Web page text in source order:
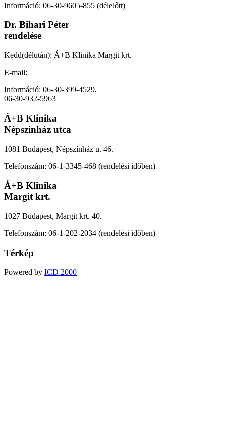
Információ: 06-30-9605-855 (délelőtt)
Dr. Bihari Péter
rendelése
Kedd(délután): Á+B Klinika Margit krt.
E-mail:
Információ: 06-30-399-4529,
06-30-932-5963
Á+B Klinika
Népszínház utca
1081 Budapest, Népszínház u. 46.
Telefonszám: 06-1-3345-468 (rendelési időben)
Á+B Klinika
Margit krt.
1027 Budapest, Margit krt. 40.
Telefonszám: 06-1-202-2034 (rendelési időben)
Térkép
Powered by ICD 2000